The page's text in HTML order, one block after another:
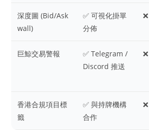
深度圖 (Bid/Ask
wall)
✅ 可視化掛單
分佈
❌
巨鯨交易警報
✅ Telegram /
Discord 推送
❌
香港合規項目標
籤
✅ 與持牌機構
合作
❌